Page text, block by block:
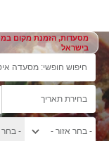
מסעדות, הזמנת מקום
בישראל